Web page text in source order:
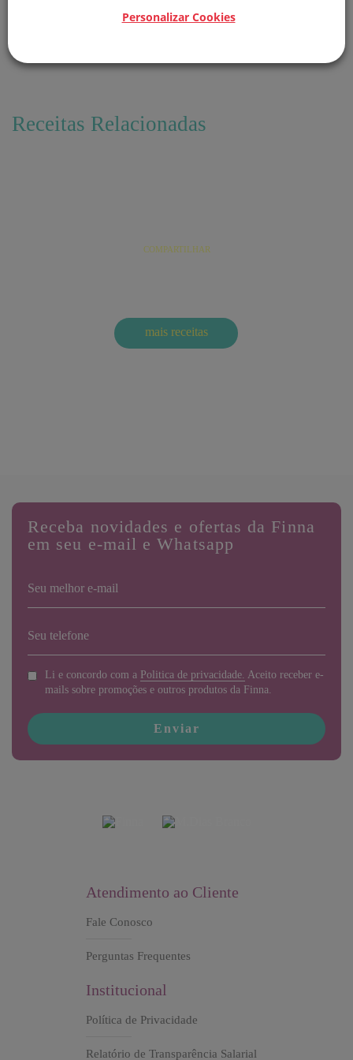
Receitas Relacionadas
COMPARTILHAR
mais receitas
Receba novidades e ofertas da Finna
em seu e-mail e Whatsapp
Li e concordo com a Politica de privacidade. Aceito receber e-
mails sobre promoções e outros produtos da Finna.
Enviar
Atendimento ao Cliente
Fale Conosco
Perguntas Frequentes
Institucional
Política de Privacidade
Relatório de Transparência Salarial
Personalizar Cookies